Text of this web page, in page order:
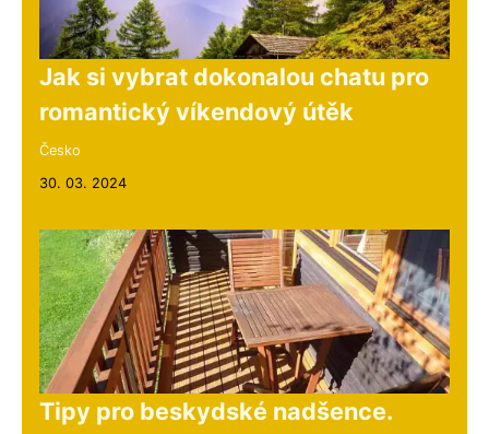
Jak si vybrat dokonalou chatu pro
romantický víkendový útěk
Česko
30. 03. 2024
Tipy pro beskydské nadšence.